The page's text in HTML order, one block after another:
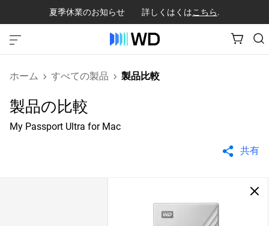
夏季休業のお知らせ 詳しくはくはこちら.
ホーム すべての製品 製品比較
製品の比較
My Passport Ultra for Mac
共有